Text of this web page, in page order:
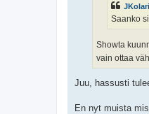
JKolari
Saanko
Showta
vain ottaa
Juu, hassusti
En nyt muista